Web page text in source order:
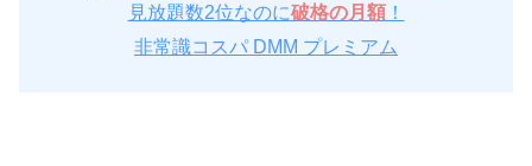
見放題数2位なのに破格の月額！
非常識コスパ DMM プレミアム